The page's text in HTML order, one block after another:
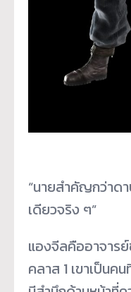
“นายสำคัญกว่าด
เดียวจริง ๆ”
แองจีลคืออาจารย์
คลาส 1 เขาเป็นค